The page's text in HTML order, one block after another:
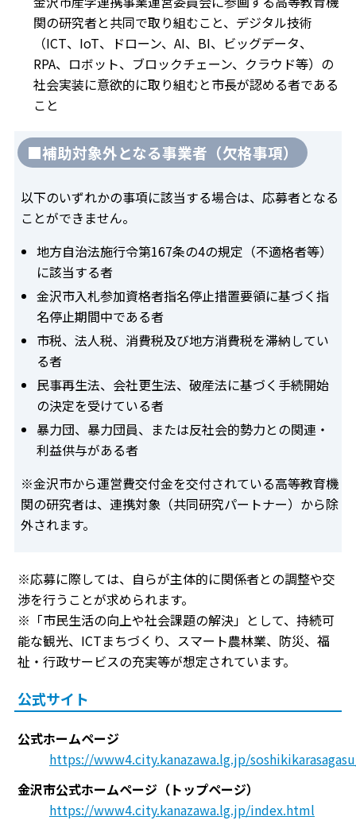
関の研究者と共同で取り組むこと、デジタル技術
（ICT、IoT、ドローン、AI、BI、ビッグデータ、
RPA、ロボット、ブロックチェーン、クラウド等）の
社会実装に意欲的に取り組むと市長が認める者である
こと
■補助対象外となる事業者（欠格事項）
以下のいずれかの事項に該当する場合は、応募者となる
ことができません。
地方自治法施行令第167条の4の規定（不適格者等）
に該当する者
金沢市入札参加資格者指名停止措置要領に基づく指
名停止期間中である者
市税、法人税、消費税及び地方消費税を滞納してい
る者
民事再生法、会社更生法、破産法に基づく手続開始
の決定を受けている者
暴力団、暴力団員、または反社会的勢力との関連・
利益供与がある者
※金沢市から運営費交付金を交付されている高等教育機
関の研究者は、連携対象（共同研究パートナー）から除
外されます。
※応募に際しては、自らが主体的に関係者との調整や交
渉を行うことが求められます。
※「市民生活の向上や社会課題の解決」として、持続可
能な観光、ICTまちづくり、スマート農林業、防災、福
祉・行政サービスの充実等が想定されています。
公式サイト
公式ホームページ
https://www4.city.kanazawa.lg.jp/
金沢市公式ホームページ（トップページ）
https://www4.city.kanazawa.lg.jp/index.html